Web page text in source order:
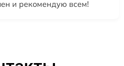
и рекомендую всем!